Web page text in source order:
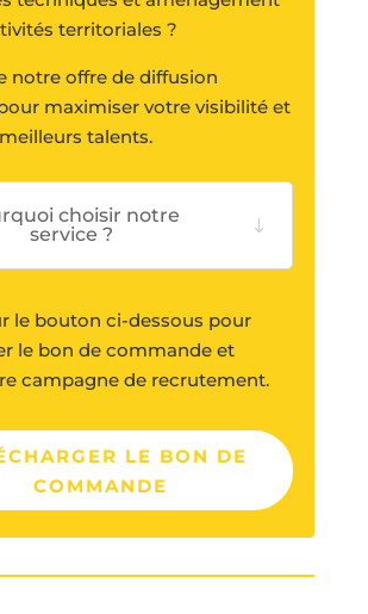
territoriales ?
notre offre de diffusion
maximiser votre visibilité et
talents.
choisir notre
service ?
le bouton ci-dessous pour
le bon de commande et
campagne de recrutement.
LE BON DE
COMMANDE